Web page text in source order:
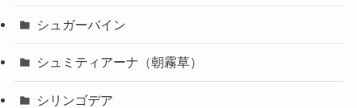
シュガーバイン
シュミティアーナ（朝霧草）
シリンゴデア